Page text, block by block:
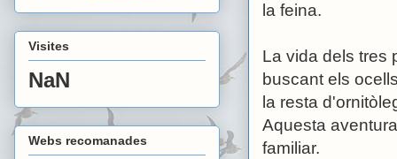
la feina.
La vida dels tres
buscant els
la resta
Aquesta
familiar.
Visites
NaN
Webs recomanades